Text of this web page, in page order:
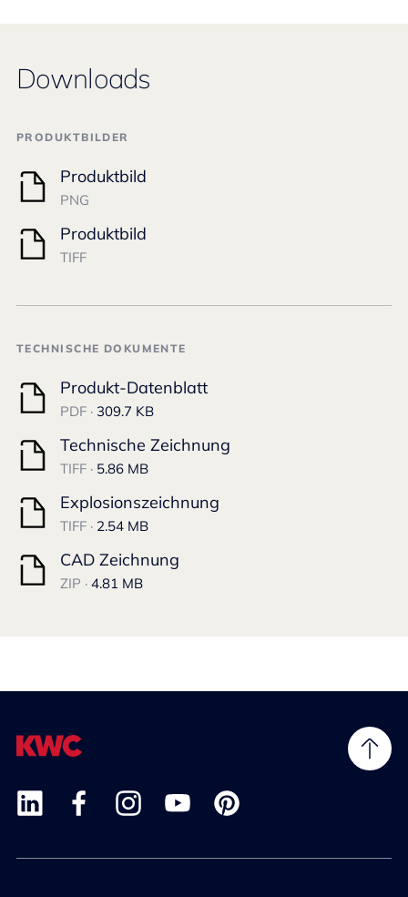
Downloads
PRODUKTBILDER
Produktbild
PNG
Produktbild
TIFF
TECHNISCHE DOKUMENTE
Produkt-Datenblatt
PDF · 309.7 KB
Technische Zeichnung
TIFF · 5.86 MB
Explosionszeichnung
TIFF · 2.54 MB
CAD Zeichnung
ZIP · 4.81 MB